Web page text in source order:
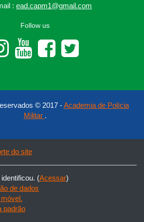
: ead.capm1@gmail.com
Follow us
© 2017 -Academia de Polícia
Militar .
do site
(Acessar)
de dados
padrão